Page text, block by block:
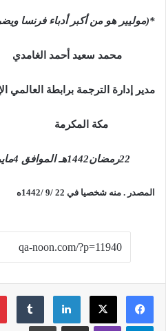
*(موليير هو من أكبر أدباء فرنسا
محمد سعيد أحمد الغامدي
مدير إدارة الترجمة برابطة العالمي
مكة المكرمة
المصدر . منه شخصيا في 22 /9 /1442ه
لينكدإن ‏Tumblr
تيلقرام ڤايبر مشاركة عبر البريد طباعة